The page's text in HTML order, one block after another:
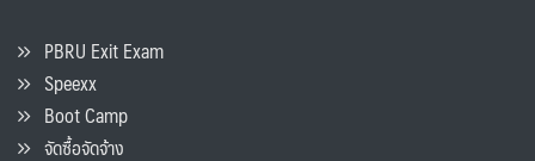
PBRU Exit Exam
Speexx
Boot Camp
จัดซื้อจัดจ้าง